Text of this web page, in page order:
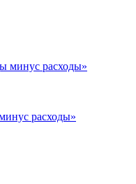
расходы»